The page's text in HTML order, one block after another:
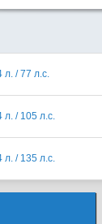
л. / 77 л.с.
л. / 105 л.с.
л. / 135 л.с.